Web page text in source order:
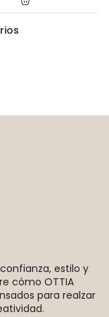
cómo OTTIA
para realzar